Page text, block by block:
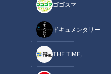
ゴゴスマ
ドキュメンタリー
THE TIME,
CBCテレビ『チャント！』教えマスター